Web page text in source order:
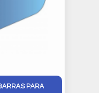
PARA